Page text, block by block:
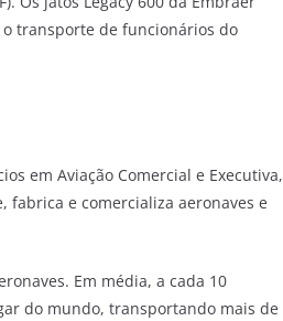
o transporte de funcionários do
em Aviação Comercial e Executiva,
fabrica e comercializa aeronaves e
Em média, a cada 10
do mundo, transportando mais de